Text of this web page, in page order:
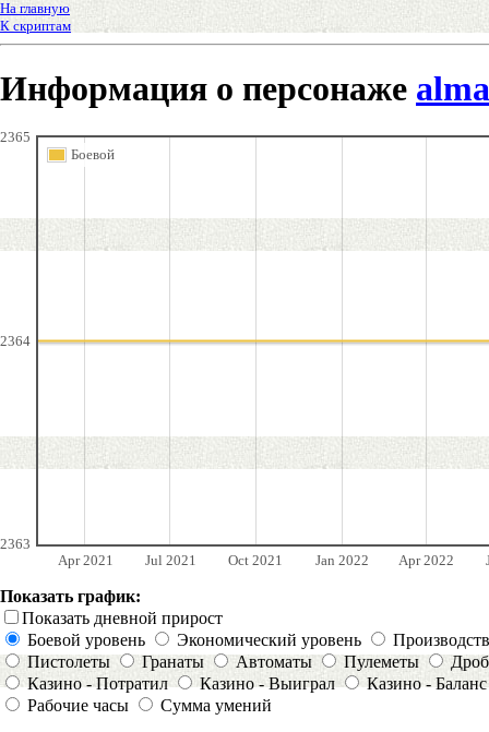
На главную
К скриптам
Информация о персонаже
Apr 2021 Jul 2021 Oct 2021 Jan 2022 Apr 2022
2363
2364
2365
Боевой
Показать график:
Показать дневной прирост
Боевой уровень
Экономический уровень
Пистолеты
Гранаты Автоматы Пулеметы
Казино - Потратил
Казино - Выиграл
Казино - Баланс
Рабочие часы
Сумма умений